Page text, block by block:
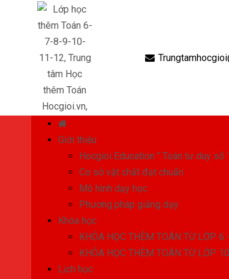
Giới thiệu
Hocgioi Education " Toán tư duy số
Cơ sở vật chất đạt chuẩn
Mô hình dạy học
Phương pháp giảng dạy
Khóa học
KHÓA HỌC THÊM TOÁN TỪ LỚP 6
KHÓA HỌC THÊM TOÁN TỪ LỚP
Lịch học